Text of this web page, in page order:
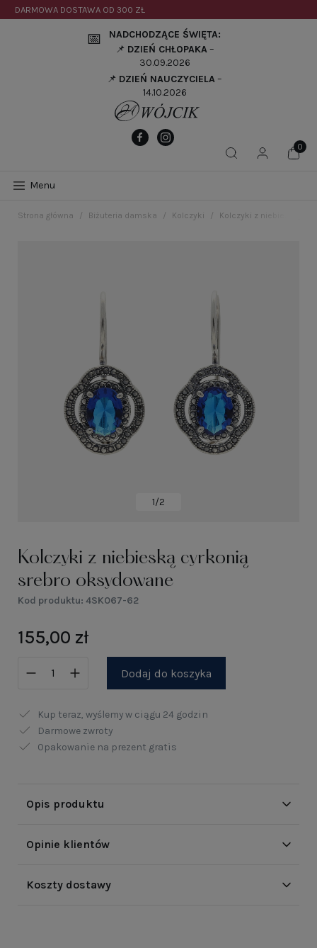
DARMOWA DOSTAWA OD 300 ZŁ
📅
NADCHODZĄCE ŚWIĘTA:
📌 DZIEŃ CHŁOPAKA–
30.09.2026
📌 DZIEŃ NAUCZYCIELA–
14.10.2026
Menu
Strona główna Biżuteria damska Kolczyki Kolczyki z niebieską
1/2
Kolczyki z niebieską cyrkonią
srebro oksydowane
Kod produktu: 4SK067-62
155,00 zł
Dodaj do koszyka
Kup teraz, wyślemy w ciągu 24 godzin
Darmowe zwroty
Opakowanie na prezent gratis
Opis produktu
Opinie klientów
Koszty dostawy